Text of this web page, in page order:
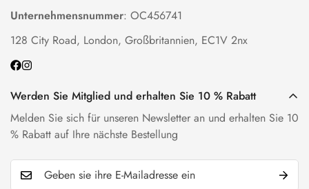
Unternehmensnummer: OC456741
128 City Road, London, Großbritannien, EC1V 2nx
Werden Sie Mitglied und erhalten Sie 10 % Rabatt
Melden Sie sich für unseren Newsletter an und erhalten Sie 10
% Rabatt auf Ihre nächste Bestellung